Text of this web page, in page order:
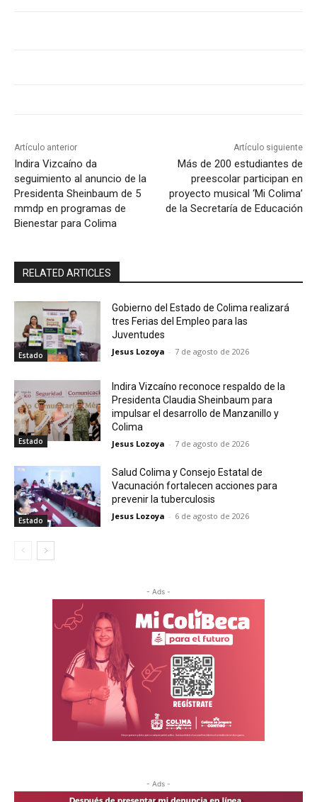
Artículo anterior
Indira Vizcaíno da
seguimiento al anuncio de la
Presidenta Sheinbaum de 5
mmdp en programas de
Bienestar para Colima
Artículo siguiente
Más de 200 estudiantes de
preescolar participan en
proyecto musical ‘Mi Colima’
de la Secretaría de Educación
RELATED ARTICLES
Estado
Gobierno del Estado de Colima realizará
tres Ferias del Empleo para las
Juventudes
Jesus Lozoya - 7 de agosto de 2026
Estado
Indira Vizcaíno reconoce respaldo de la
Presidenta Claudia Sheinbaum para
impulsar el desarrollo de Manzanillo y
Colima
Jesus Lozoya - 7 de agosto de 2026
Estado
Salud Colima y Consejo Estatal de
Vacunación fortalecen acciones para
prevenir la tuberculosis
Jesus Lozoya - 6 de agosto de 2026
- Ads -
- Ads -